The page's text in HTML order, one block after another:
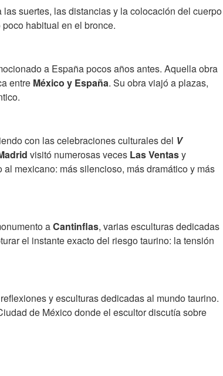
suertes, las distancias y la colocación del cuerpo
habitual en el bronce.
a España pocos años antes. Aquella obra
entre México y España. Su obra viajó a plazas,
con las celebraciones culturales del V
visitó numerosas veces Las Ventasy
mexicano: más silencioso, más dramático y más
aCantinflas, varias esculturas dedicadas
el instante exacto del riesgo taurino: la tensión
y esculturas dedicadas al mundo taurino.
de México donde el escultor discutía sobre